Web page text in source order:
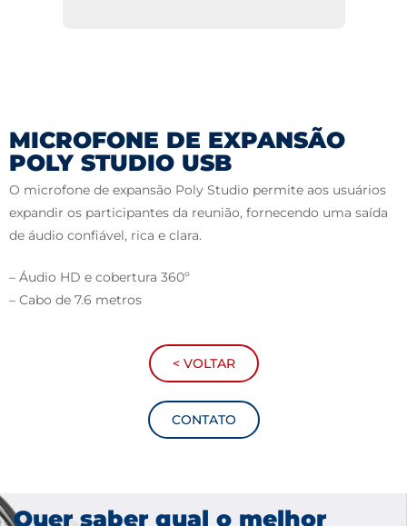
MICROFONE DE EXPANSÃO
POLY STUDIO USB
O microfone de expansão Poly Studio permite aos usuários
expandir os participantes da reunião, fornecendo uma saída
de áudio confiável, rica e clara.
– Áudio HD e cobertura 360º
– Cabo de 7.6 metros
< VOLTAR
CONTATO
Quer saber qual o melhor